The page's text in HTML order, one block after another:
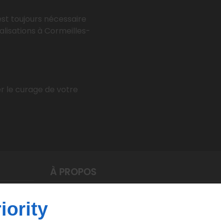
toujours nécessaire
à Cormeilles-
le curage de votre
À PROPOS